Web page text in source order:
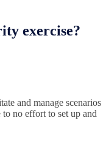
exercise?
and manage scenarios
no effort to set up and